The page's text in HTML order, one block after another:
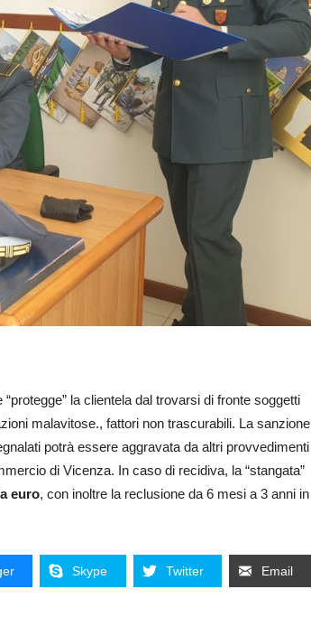
la clientela dal trovarsi di fronte soggetti
malavitose., fattori non trascurabili. La sanzione
potrà essere aggravata da altri provvedimenti
di Vicenza. In caso di recidiva, la “stangata”
euro, con inoltre la reclusione da 6 mesi a 3 anni in
Skype Twitter Email